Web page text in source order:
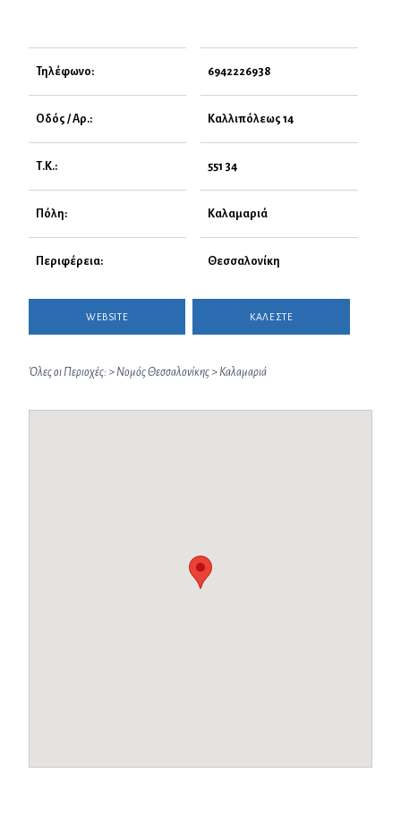
Τηλέφωνο: 6942226938
Οδός / Αρ.: Καλλιπόλεως 14
Τ.Κ.: 551 34
Πόλη: Καλαμαριά
Περιφέρεια: Θεσσαλονίκη
WEBSITE ΚΑΛΕΣΤΕ
Όλες οι Περιοχές:> Νομός Θεσσαλονίκης> Καλαμαριά